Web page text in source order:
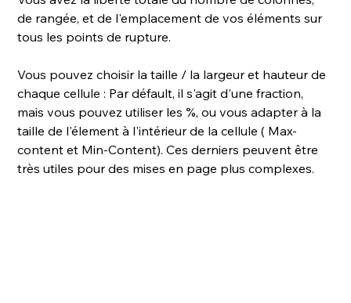
de rangée, et de l'emplacement de vos éléments sur
tous les points de rupture.
Vous pouvez choisir la taille / la largeur et hauteur de
chaque cellule : Par défault, il s'agit d'une fraction,
mais vous pouvez utiliser les %, ou vous adapter à la
taille de l'élement à l'intérieur de la cellule ( Max-
content et Min-Content). Ces derniers peuvent être
très utiles pour des mises en page plus complexes.